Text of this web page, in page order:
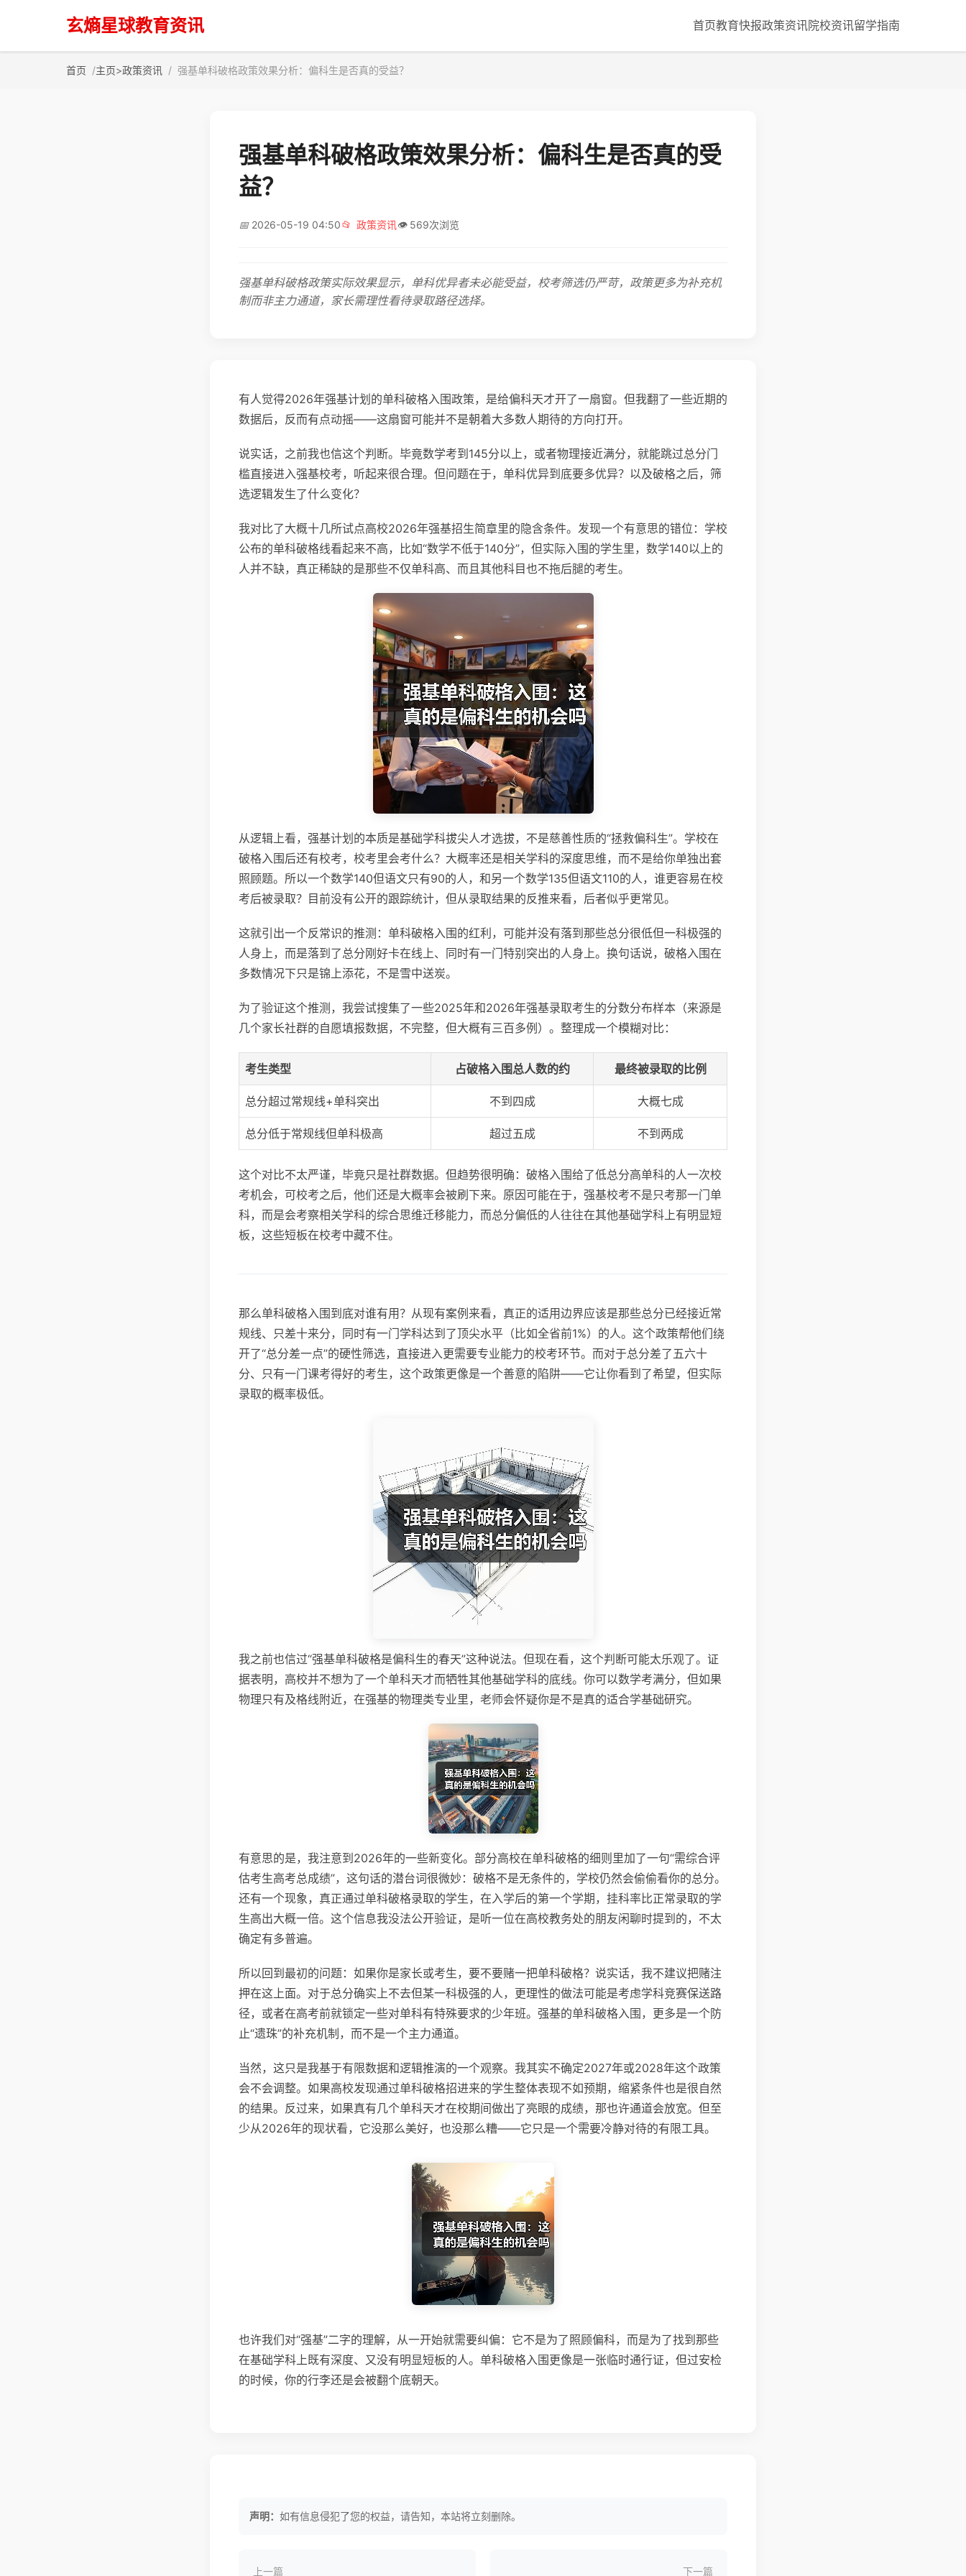
玄熵星球教育资讯 首页教育快报政策资讯院校资讯留学指南
首页 主页>政策资讯 强基单科破格政策效果分析：偏科生是否真的受益？
强基单科破格政策效果分析：偏科生是否真的受
益？
📅 2026-05-19 04:50📂 政策资讯👁️ 569次浏览
强基单科破格政策实际效果显示，单科优异者未必能受益，校考筛选仍严苛，政策更多为补充机
制而非主力通道，家长需理性看待录取路径选择。
有人觉得2026年强基计划的单科破格入围政策，是给偏科天才开了一扇窗。但我翻了一些近期的
数据后，反而有点动摇——这扇窗可能并不是朝着大多数人期待的方向打开。
说实话，之前我也信这个判断。毕竟数学考到145分以上，或者物理接近满分，就能跳过总分门
槛直接进入强基校考，听起来很合理。但问题在于，单科优异到底要多优异？以及破格之后，筛
选逻辑发生了什么变化？
我对比了大概十几所试点高校2026年强基招生简章里的隐含条件。发现一个有意思的错位：学校
公布的单科破格线看起来不高，比如“数学不低于140分”，但实际入围的学生里，数学140以上的
人并不缺，真正稀缺的是那些不仅单科高、而且其他科目也不拖后腿的考生。
从逻辑上看，强基计划的本质是基础学科拔尖人才选拔，不是慈善性质的“拯救偏科生”。学校在
破格入围后还有校考，校考里会考什么？大概率还是相关学科的深度思维，而不是给你单独出套
照顾题。所以一个数学140但语文只有90的人，和另一个数学135但语文110的人，谁更容易在校
考后被录取？目前没有公开的跟踪统计，但从录取结果的反推来看，后者似乎更常见。
这就引出一个反常识的推测：单科破格入围的红利，可能并没有落到那些总分很低但一科极强的
人身上，而是落到了总分刚好卡在线上、同时有一门特别突出的人身上。换句话说，破格入围在
多数情况下只是锦上添花，不是雪中送炭。
为了验证这个推测，我尝试搜集了一些2025年和2026年强基录取考生的分数分布样本（来源是
几个家长社群的自愿填报数据，不完整，但大概有三百多例）。整理成一个模糊对比：
考生类型 占破格入围总人数的约 最终被录取的比例
总分超过常规线+单科突出 不到四成 大概七成
总分低于常规线但单科极高 超过五成 不到两成
这个对比不太严谨，毕竟只是社群数据。但趋势很明确：破格入围给了低总分高单科的人一次校
考机会，可校考之后，他们还是大概率会被刷下来。原因可能在于，强基校考不是只考那一门单
科，而是会考察相关学科的综合思维迁移能力，而总分偏低的人往往在其他基础学科上有明显短
板，这些短板在校考中藏不住。
那么单科破格入围到底对谁有用？从现有案例来看，真正的适用边界应该是那些总分已经接近常
规线、只差十来分，同时有一门学科达到了顶尖水平（比如全省前1%）的人。这个政策帮他们绕
开了“总分差一点”的硬性筛选，直接进入更需要专业能力的校考环节。而对于总分差了五六十
分、只有一门课考得好的考生，这个政策更像是一个善意的陷阱——它让你看到了希望，但实际
录取的概率极低。
我之前也信过“强基单科破格是偏科生的春天”这种说法。但现在看，这个判断可能太乐观了。证
据表明，高校并不想为了一个单科天才而牺牲其他基础学科的底线。你可以数学考满分，但如果
物理只有及格线附近，在强基的物理类专业里，老师会怀疑你是不是真的适合学基础研究。
有意思的是，我注意到2026年的一些新变化。部分高校在单科破格的细则里加了一句“需综合评
估考生高考总成绩”，这句话的潜台词很微妙：破格不是无条件的，学校仍然会偷偷看你的总分。
还有一个现象，真正通过单科破格录取的学生，在入学后的第一个学期，挂科率比正常录取的学
生高出大概一倍。这个信息我没法公开验证，是听一位在高校教务处的朋友闲聊时提到的，不太
确定有多普遍。
所以回到最初的问题：如果你是家长或考生，要不要赌一把单科破格？说实话，我不建议把赌注
押在这上面。对于总分确实上不去但某一科极强的人，更理性的做法可能是考虑学科竞赛保送路
径，或者在高考前就锁定一些对单科有特殊要求的少年班。强基的单科破格入围，更多是一个防
止“遗珠”的补充机制，而不是一个主力通道。
当然，这只是我基于有限数据和逻辑推演的一个观察。我其实不确定2027年或2028年这个政策
会不会调整。如果高校发现通过单科破格招进来的学生整体表现不如预期，缩紧条件也是很自然
的结果。反过来，如果真有几个单科天才在校期间做出了亮眼的成绩，那也许通道会放宽。但至
少从2026年的现状看，它没那么美好，也没那么糟——它只是一个需要冷静对待的有限工具。
也许我们对“强基”二字的理解，从一开始就需要纠偏：它不是为了照顾偏科，而是为了找到那些
在基础学科上既有深度、又没有明显短板的人。单科破格入围更像是一张临时通行证，但过安检
的时候，你的行李还是会被翻个底朝天。
声明： 如有信息侵犯了您的权益，请告知，本站将立刻删除。
上一篇 下一篇